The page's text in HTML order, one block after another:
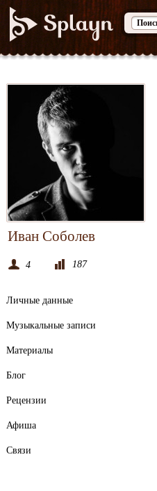
Иван Соболев
4 187
Личные данные
Музыкальные записи
Материалы
Блог
Рецензии
Афиша
Связи